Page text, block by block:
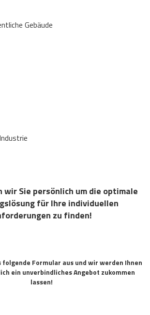
Gebäude
wir Sie persönlich um die optimale
für Ihre individuellen
zu finden!
Formular aus und wir werden Ihnen
ein unverbindliches Angebot zukommen
lassen!